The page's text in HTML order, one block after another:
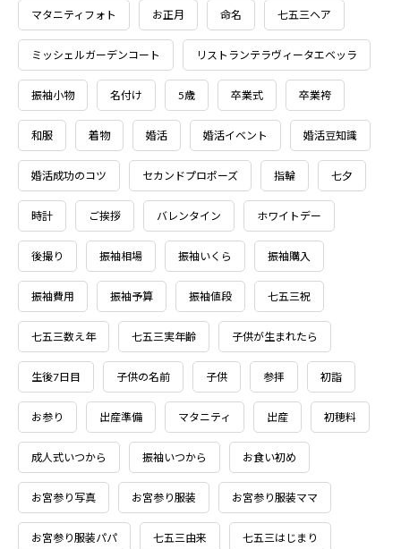
マタニティフォト お正月 命名 七五三ヘア
ミッシェルガーデンコート リストランテラヴィータエベッラ
振袖小物 名付け 5歳 卒業式 卒業袴
和服 着物 婚活 婚活イベント 婚活豆知識
婚活成功のコツ セカンドプロポーズ 指輪 七夕
時計 ご挨拶 バレンタイン ホワイトデー
後撮り 振袖相場 振袖いくら 振袖購入
振袖費用 振袖予算 振袖値段 七五三祝
七五三数え年 七五三実年齢 子供が生まれたら
生後7日目 子供の名前 子供 参拝 初詣
お参り 出産準備 マタニティ 出産 初穂料
成人式いつから 振袖いつから お食い初め
お宮参り写真 お宮参り服装 お宮参り服装ママ
お宮参り服装パパ 七五三由来 七五三はじまり